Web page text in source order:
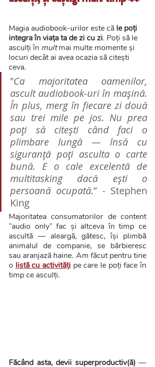
Magia audiobook-urilor este că le poți
integra în viața ta de zi cu zi. Poți să le
asculți în mult mai multe momente și
locuri decât ai avea ocazia să citești
ceva.
”Ca majoritatea oamenilor,
ascult audiobook-uri în mașină.
În plus, merg în fiecare zi două
sau trei mile pe jos. Nu prea
poți să citești când faci o
plimbare lungă — însă cu
siguranță poți asculta o carte
bună. E o cale excelentă de
multitasking dacă ești o
persoană ocupată.” - Stephen
King
Majoritatea consumatorilor de content
”audio only” fac și altceva în timp ce
ascultă — aleargă, gătesc, își plimbă
animalul de companie, se bărbieresc
sau aranjază haine. Am făcut pentru tine
o listă cu activități pe care le poți face în
timp ce asculți.
Făcând asta, devii superproductiv(ă) —